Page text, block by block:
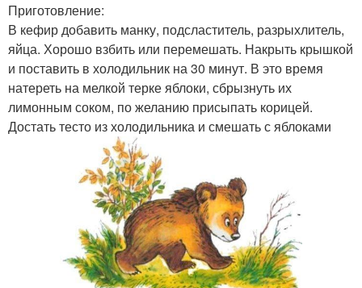
Приготовление:
В кефир добавить манку, подсластитель, разрыхлитель,
яйца. Хорошо взбить или перемешать. Накрыть крышкой
и поставить в холодильник на 30 минут. В это время
натереть на мелкой терке яблоки, сбрызнуть их
лимонным соком, по желанию присыпать корицей.
Достать тесто из холодильника и смешать с яблоками